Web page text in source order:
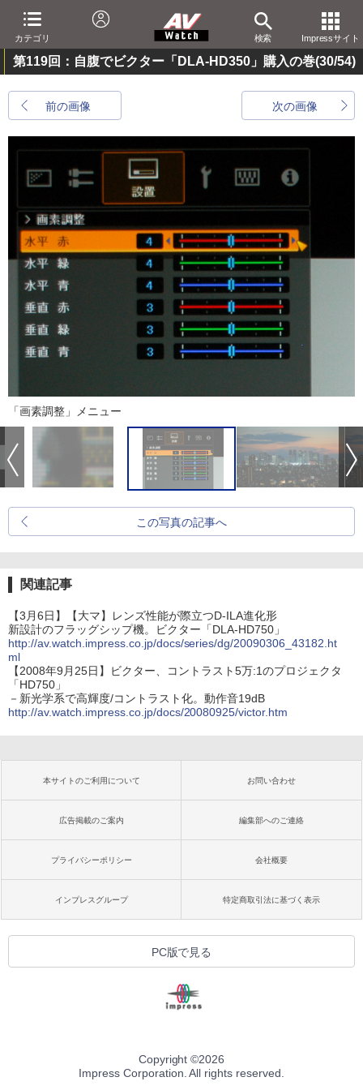
カテゴリ 検索 Impressサイト
第119回：自腹でビクター「DLA-HD350」購入の巻(30/54)
前の画像 次の画像
「画素調整」メニュー
この写真の記事へ
関連記事
【3月6日】【大マ】レンズ性能が際立つD-ILA進化形
新設計のフラッグシップ機。ビクター「DLA-HD750」
http://av.watch.impress.co.jp/docs/series/dg/20090306_43182.ht
ml
【2008年9月25日】ビクター、コントラスト5万:1のプロジェクタ
「HD750」
－新光学系で高輝度/コントラスト化。動作音19dB
http://av.watch.impress.co.jp/docs/20080925/victor.htm
本サイトのご利用について お問い合わせ
広告掲載のご案内 編集部へのご連絡
プライバシーポリシー 会社概要
インプレスグループ 特定商取引法に基づく表示
PC版で見る
Copyright ©2026
Impress Corporation. All rights reserved.